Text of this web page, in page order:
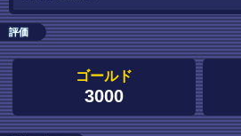
評価
ゴールド
3000